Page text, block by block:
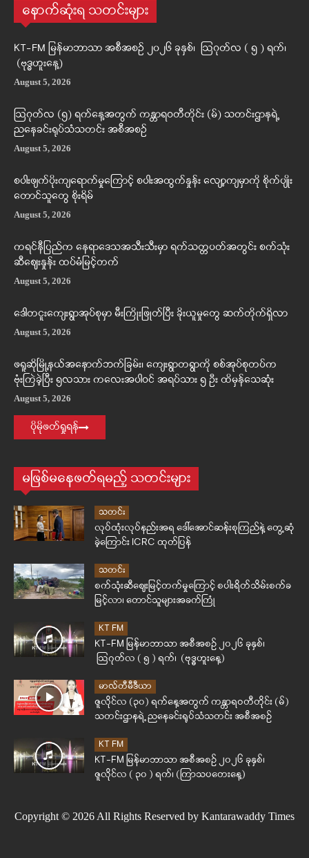
နောက်ဆုံးရ သတင်းများ
KT-FM မြန်မာဘာသာ အစီအစဉ် ၂၀၂၆ ခုနှစ်၊ ဩဂုတ်လ ( ၅ ) ရက်၊
(ဗုဒ္ဓဟူးနေ့)
August 5, 2026
ဩဂုတ်လ (၅) ရက်နေ့အတွက် ကန္တာရဝတီတိုင်း (မ်) သတင်းဌာနရဲ့
ညနေခင်းရုပ်သံသတင်း အစီအစဉ်
August 5, 2026
စပါးဖျက်ပိုးကျရောက်မှုကြောင့် စပါးအထွက်နှုန်း လျော့ကျမှာကို စိုက်ပျိုး
တောင်သူတွေ စိုးရိမ်
August 5, 2026
ကရင်နီပြည်က နေရာဒေသအသီးသီးမှာ ရက်သတ္တပတ်အတွင်း စက်သုံး
ဆီဈေးနှုန်း ထပ်မံမြင့်တက်
August 5, 2026
ဒေါတငူးကျေးရွာအုပ်စုမှာ မီးကြိုးဖြုတ်ပြီး ခိုးယူမှုတွေ ဆက်တိုက်ရှိလာ
August 5, 2026
ဖရူဆိုမြို့နယ်အနောက်ဘက်ခြမ်း၊ ကျေးရွာတရွာကို စစ်အုပ်စုတပ်က
ဗုံးကြဲခဲ့ပြီး ၅လသား ကလေးအပါဝင် အရပ်သား ၅ ဦး ထိမှန်သေဆုံး
August 5, 2026
ပိုမိုဖတ်ရှုရန်
မဖြစ်မနေဖတ်ရမည့် သတင်းများ
သတင်း
လုပ်ထုံးလုပ်နည်းအရ ဒေါ်အောင်ဆန်းစုကြည်နဲ့ တွေ့ဆုံ
ခဲ့ကြောင်း ICRC ထုတ်ပြန်
သတင်း
စက်သုံးဆီဈေးမြင့်တက်မှုကြောင့် စပါးရိတ်သိမ်းစက်ခ
မြင့်လာ၊ တောင်သူများအခက်ကြုံ
KT FM
KT-FM မြန်မာဘာသာ အစီအစဉ် ၂၀၂၆ ခုနှစ်၊
ဩဂုတ်လ ( ၅ ) ရက်၊ (ဗုဒ္ဓဟူးနေ့)
မာလ်တီမီဒီယာ
ဇူလိုင်လ (၃၀) ရက်နေ့အတွက် ကန္တာရဝတီတိုင်း (မ်)
သတင်းဌာနရဲ့ ညနေခင်းရုပ်သံသတင်း အစီအစဉ်
KT FM
KT-FM မြန်မာဘာသာ အစီအစဉ် ၂၀၂၆ ခုနှစ်၊
ဇူလိုင်လ ( ၃၀ ) ရက်၊ (ကြာသပတေးနေ့)
Copyright © 2026 All Rights Reserved by Kantarawaddy Times